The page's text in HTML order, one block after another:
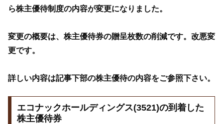
ら株主優待制度の内容が変更になりました。
変更の概要は、株主優待券の贈呈枚数の削減です。改悪変
更です。
詳しい内容は記事下部の株主優待の内容をご参照下さい。
エコナックホールディングス(3521)の到着した
株主優待券